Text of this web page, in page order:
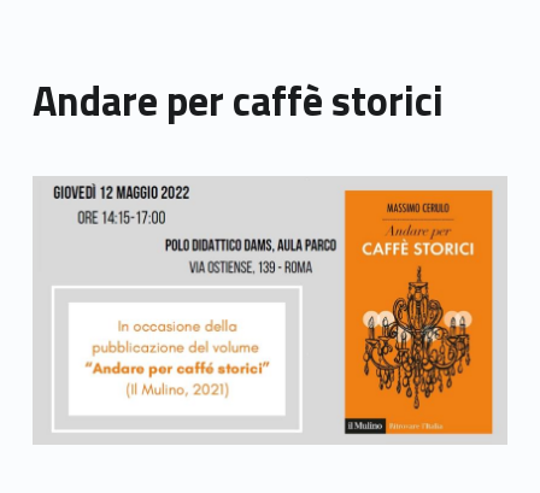
Andare per caffè storici
Link identifier archive #link-archive-thumb-soap-55744